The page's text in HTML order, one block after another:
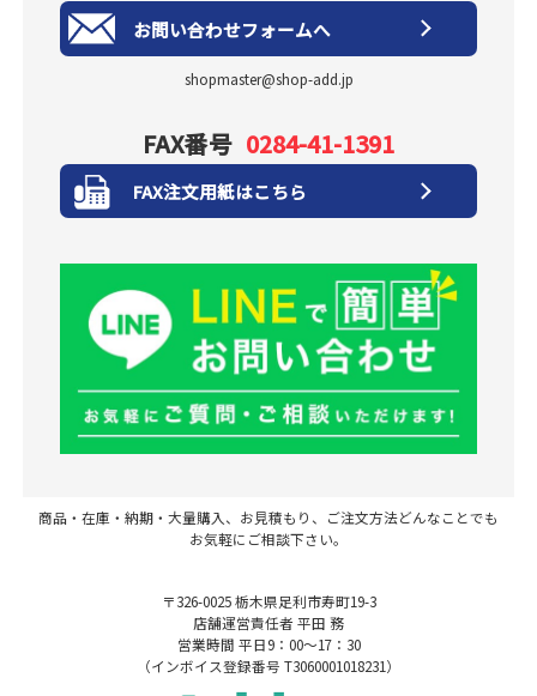
お問い合わせフォームへ
shopmaster@shop-add.jp
FAX番号 0284-41-1391
FAX注文用紙はこちら
商品・在庫・納期・大量購入、お見積もり、ご注文方法どんなことでも
お気軽にご相談下さい。
〒326-0025 栃木県足利市寿町19-3
店舗運営責任者 平田 務
営業時間 平日9：00～17：30
（インボイス登録番号 T3060001018231）